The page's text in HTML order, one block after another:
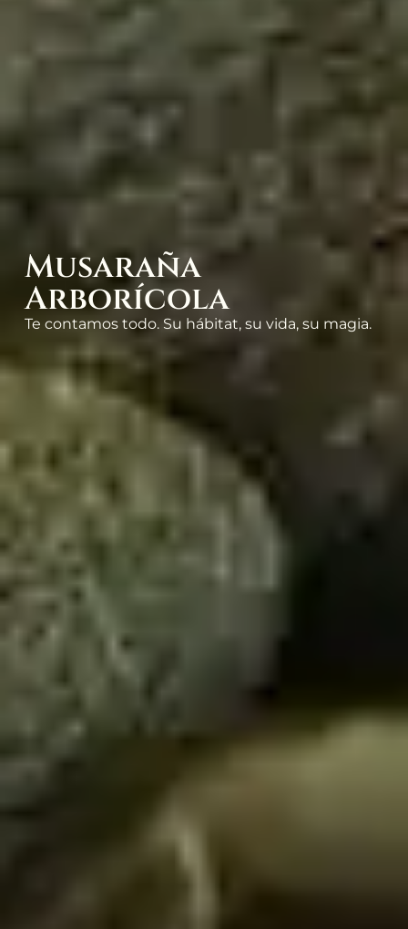
Musaraña
Arborícola
Te contamos todo. Su hábitat, su vida, su magia.